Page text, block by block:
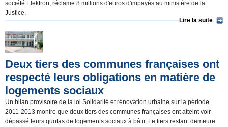
société Elektron, réclame 8 millions d'euros d'impayés au ministère de la
Justice.
Lire la suite
Deux tiers des communes françaises ont
respecté leurs obligations en matière de
logements sociaux
Un bilan provisoire de la loi Solidarité et rénovation urbaine sur la période
2011-2013 montre que deux tiers des communes françaises ont atteint voir
dépassé leurs quotas de logements sociaux à bâtir. Le tiers restant demeure